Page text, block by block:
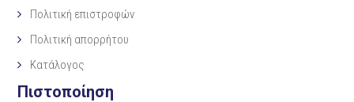
Πολιτική επιστροφών
Πολιτική απορρήτου
Κατάλογος
Πιστοποίηση